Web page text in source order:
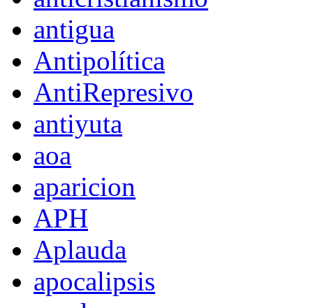
antigua
Antipolítica
AntiRepresivo
antiyuta
aoa
aparicion
APH
Aplauda
apocalipsis